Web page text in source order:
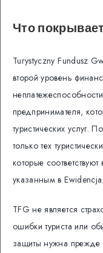
Что
Turystyczny Fundusz
второй уровень
предпринимателя,
туристических услуг.
только тех
которые
указанным в Ewidencja.
TFG не является
ошибки туриста или
защиты нужна прежде